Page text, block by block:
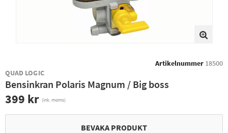
Artikelnummer 18500
QUAD LOGIC
Bensinkran Polaris Magnum / Big boss
399 kr (ink. moms)
BEVAKA PRODUKT